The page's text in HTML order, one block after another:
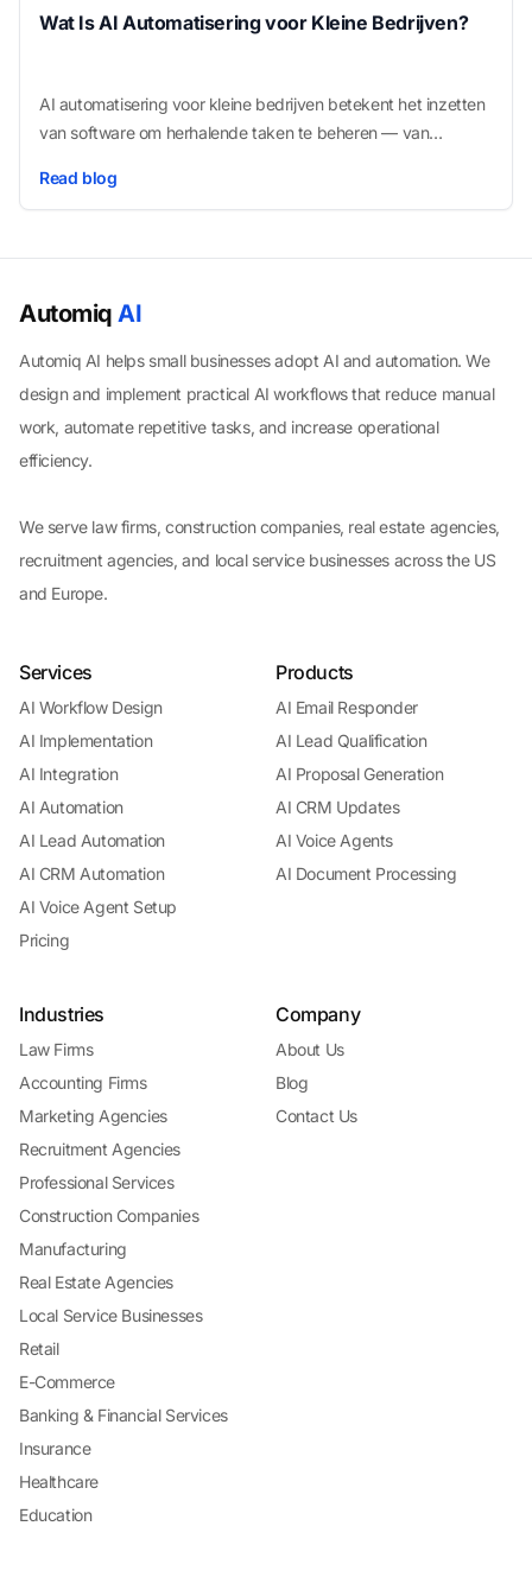
Wat Is AI Automatisering voor Kleine Bedrijven?
AI automatisering voor kleine bedrijven betekent het inzetten
van software om herhalende taken te beheren — van
richten op werk dat echt omzetgroei oplevert.
Read blog
Automiq AI
Automiq AI helps small businesses adopt AI and automation. We
design and implement practical AI workflows that reduce manual
work, automate repetitive tasks, and increase operational
efficiency.
We serve law firms, construction companies, real estate agencies,
recruitment agencies, and local service businesses across the US
and Europe.
Services
AI Workflow Design
AI Implementation
AI Integration
AI Automation
AI Lead Automation
AI CRM Automation
AI Voice Agent Setup
Pricing
Products
AI Email Responder
AI Lead Qualification
AI Proposal Generation
AI CRM Updates
AI Voice Agents
AI Document Processing
Industries
Law Firms
Accounting Firms
Marketing Agencies
Recruitment Agencies
Professional Services
Construction Companies
Manufacturing
Real Estate Agencies
Local Service Businesses
Retail
E-Commerce
Banking & Financial Services
Insurance
Healthcare
Education
Company
About Us
Blog
Contact Us